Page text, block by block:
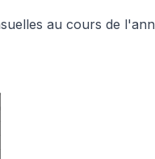
au cours de